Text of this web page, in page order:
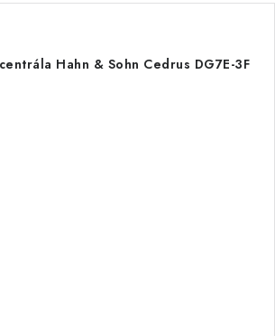
Hahn & Sohn Cedrus DG7E-3F